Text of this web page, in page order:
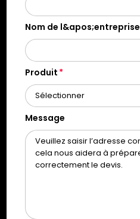
Nom de l&apos;entreprise
Produit
Message